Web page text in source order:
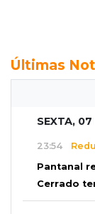
Últimas
SEXTA,
23:54
Pantanal
Cerrado